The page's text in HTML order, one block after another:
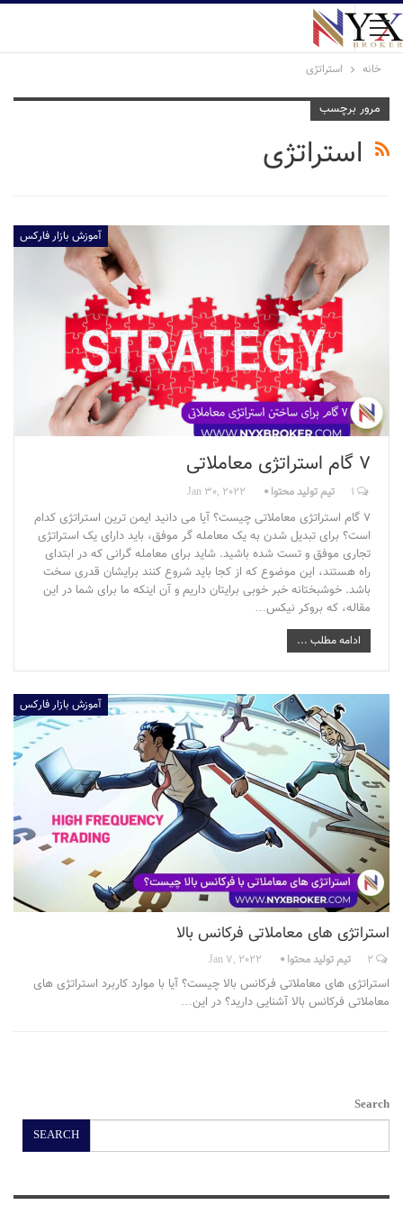
خانه استراتژی
مرور برچسب
استراتژی
آموزش بازار فارکس
7 گام استراتژی معاملاتی
تیم تولید محتوا Jan 30, 2022
7 گام استراتژی معاملاتی چیست؟ آیا می دانید ایمن ترین استراتژی کدام
است؟ برای تبدیل شدن به یک معامله گر موفق، باید دارای یک استراتژی
تجاری موفق و تست شده باشید. شاید برای معامله گرانی که در ابتدای
راه هستند، این موضوع که از کجا باید شروع کنند برایشان قدری سخت
باشد. خوشبختانه خبر خوبی برایتان داریم و آن اینکه ما برای شما در این
مقاله، که بروکر نیکس…
ادامه مطلب ...
آموزش بازار فارکس
استراتژی های معاملاتی فرکانس بالا
تیم تولید محتوا Jan 7, 2022
استراتژی های معاملاتی فرکانس بالا چیست؟ آیا با موارد کاربرد استراتژی های
معاملاتی فرکانس بالا آشنایی دارید؟ در این…
Search
SEARCH